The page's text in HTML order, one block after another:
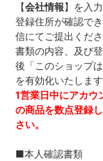
【会社情報】を入力
登録住所が確認で
信にてご提出くださ
書類の内容、及び
後「このショップ
を有効化いたします
1営業日中にアカウ
の商品を数点登録
さい。
■本人確認書類